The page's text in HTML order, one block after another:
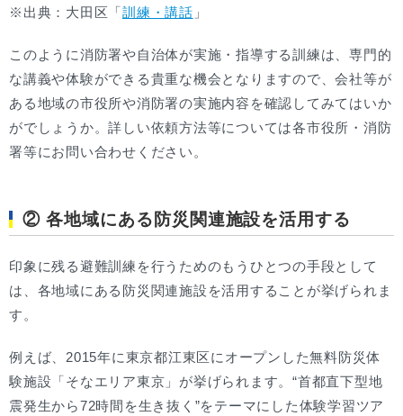
※出典：大田区「訓練・講話 」
このように消防署や自治体が実施・指導する訓練は、専門的
な講義や体験ができる貴重な機会となりますので、会社等が
ある地域の市役所や消防署の実施内容を確認してみてはいか
がでしょうか。詳しい依頼方法等については各市役所・消防
署等にお問い合わせください。
② 各地域にある防災関連施設を活用する
印象に残る避難訓練を行うためのもうひとつの手段として
は、各地域にある防災関連施設を活用することが挙げられま
す。
例えば、2015年に東京都江東区にオープンした無料防災体
験施設「そなエリア東京」が挙げられます。“首都直下型地
震発生から72時間を生き抜く”をテーマにした体験学習ツア